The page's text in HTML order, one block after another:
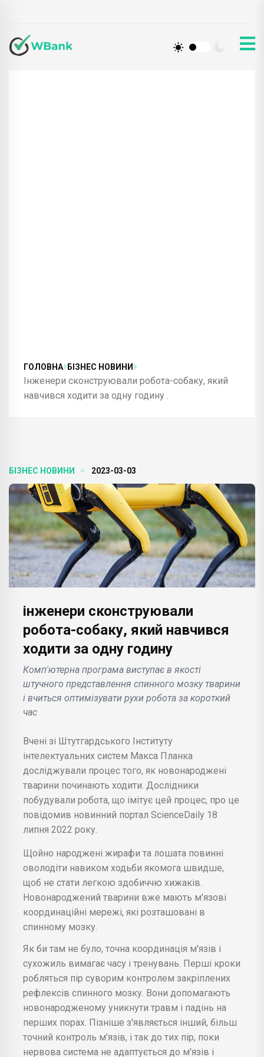
ГОЛОВНА БІЗНЕС НОВИНИ
Інженери сконструювали робота-собаку, який
навчився ходити за одну годину .
БІЗНЕС НОВИНИ 2023-03-03
інженери сконструювали
робота-собаку, який навчився
ходити за одну годину
Комп'ютерна програма виступає в якості
штучного представлення спинного мозку тварини
і вчиться оптимізувати рухи робота за короткий
час
Вчені зі Штутгардського Інституту
інтелектуальних систем Макса Планка
досліджували процес того, як новонароджені
тварини починають ходити. Дослідники
побудували робота, що імітує цей процес, про це
повідомив новинний портал ScienceDaily 18
липня 2022 року.
Щойно народжені жирафи та лошата повинні
оволодіти навиком ходьби якомога швидше,
щоб не стати легкою здобиччю хижаків.
Новонароджений тварини вже мають м'язові
координаційні мережі, які розташовані в
спинному мозку.
Як би там не було, точна координація м'язів і
сухожиль вимагає часу і тренувань. Перші кроки
робляться пір суворим контролем закріплених
рефлексів спинного мозку. Вони допомагають
новонародженому уникнути травм і падінь на
перших порах. Пізніше з'являється інший, більш
точний контроль м'язів, і так до тих пір, поки
нервова система не адаптується до м'язів і